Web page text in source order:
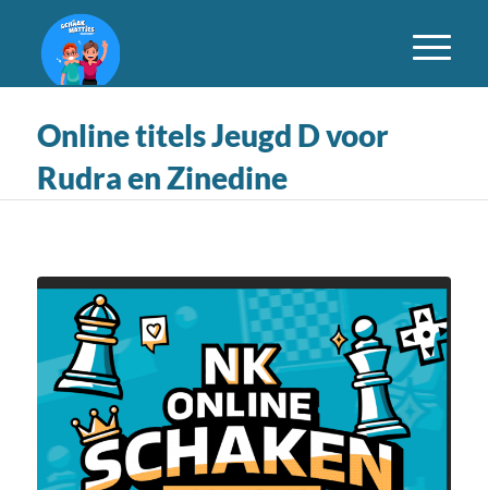
Online titels Jeugd D voor
Rudra en Zinedine